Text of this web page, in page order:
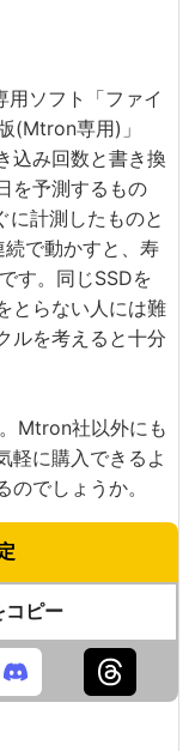
ソフト「ファイ
(Mtron専用)」
込み回数と書き換
を予測するもの
に計測したものと
で動かすと、寿
す。同じSSDを
とらない人には難
ルを考えると十分
Mtron社以外にも
軽に購入できるよ
でしょうか。
コピー